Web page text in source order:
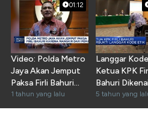
01:12
Video: Polda Metro
Jaya Akan Jemput
Paksa Firli Bahuri
Jika Mangkir
1 tahun yang lalu
Langgar
Ketua KPK
Bahuri
5 tahun yang